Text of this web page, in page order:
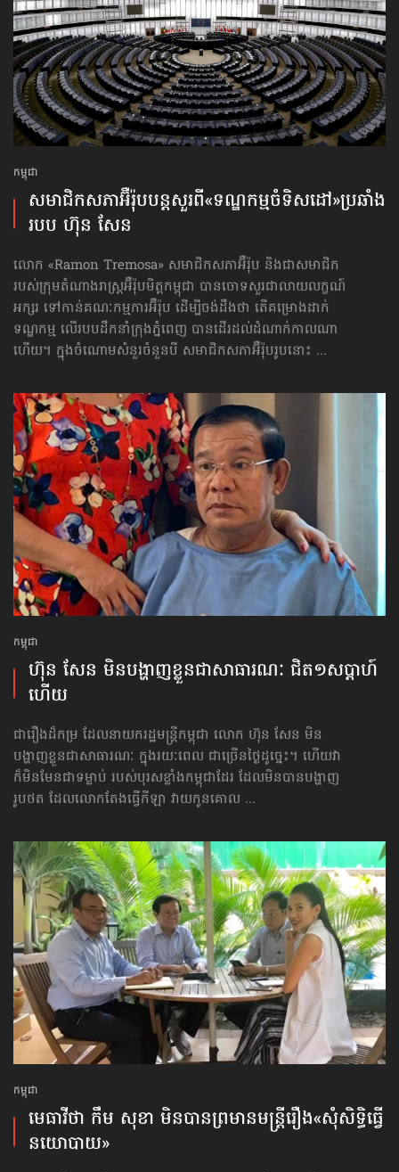
កម្ពុជា
សមាជិកសភា​អ៊ឺរ៉ុប​បន្តសួរ​ពី​«ទណ្ឌកម្មចំទិសដៅ»​ប្រឆាំង​
របប ហ៊ុន សែន
លោក «Ramon Tremosa» សមាជិកសភាអ៊ឺរ៉ុប និងជាសមាជិក
របស់ក្រុម​តំណាងរាស្ត្រអ៊ឺរ៉ុបមិត្តកម្ពុជា បានចោទសួរជាលាយលក្ខណ៍
អក្សរ ទៅកាន់គណៈកម្មការអ៊ឺរ៉ុប ដើម្បីចង់ដឹងថា តើគម្រោងដាក់
ទណ្ឌកម្ម លើរបបដឹកនាំក្រុងភ្នំពេញ បានដើរដល់ដំណាក់កាលណា
ហើយ។ ក្នុងចំណោមសំនួរចំនួនបី សមាជិកសភាអ៊ឺរ៉ុបរូបនោះ ...
កម្ពុជា
ហ៊ុន សែន មិន​បង្ហាញ​ខ្លួន​ជាសាធារណៈ ជិត១សប្ដាហ៍
ហើយ
ជារឿងដ៏កម្រ ដែលនាយករដ្ឋមន្ត្រីកម្ពុជា លោក ហ៊ុន សែន មិន​
បង្ហាញ​ខ្លួន​ជាសាធារណៈ ក្នុងរយៈពេល ជាច្រើនថ្ងៃដូច្នេះ។ ហើយវា
ក៏មិនមែនជាទម្លាប់ របស់បុរសខ្លាំងកម្ពុជាដែរ ដែលមិនបានបង្ហាញ
រូបថត ដែលលោកតែងធ្វើកីឡា វាយកូនគោល ...
កម្ពុជា
មេធាវីថា កឹម សុខា មិនបាន​ព្រមាន​មន្ត្រី​រឿង​«សុំសិទ្ធិ​​ធ្វើ​
នយោបាយ»